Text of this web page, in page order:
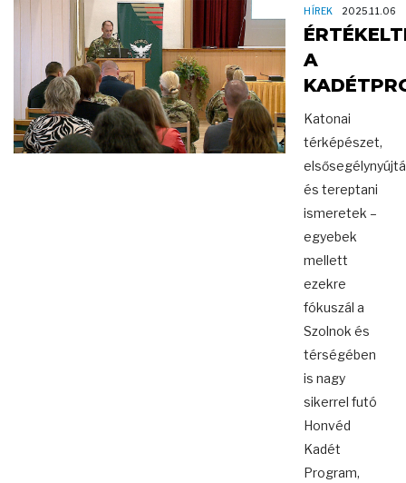
HÍREK 2025.11.06
A
Katonai
térképészet,
és tereptani
ismeretek –
egyebek
mellett
ezekre
fókuszál a
Szolnok és
térségében
is nagy
sikerrel futó
Honvéd
Kadét
Program,